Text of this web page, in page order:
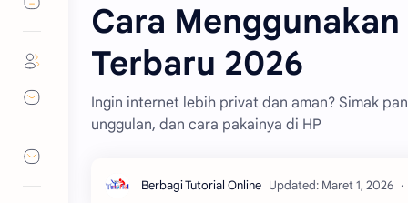
Cara Menggunakan
Terbaru 2026
Ingin internet lebih privat dan aman? Simak
unggulan, dan cara pakainya di HP